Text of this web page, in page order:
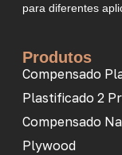
para diferentes
Produtos
Compensado
Plastificado 2
Compensado
Plywood